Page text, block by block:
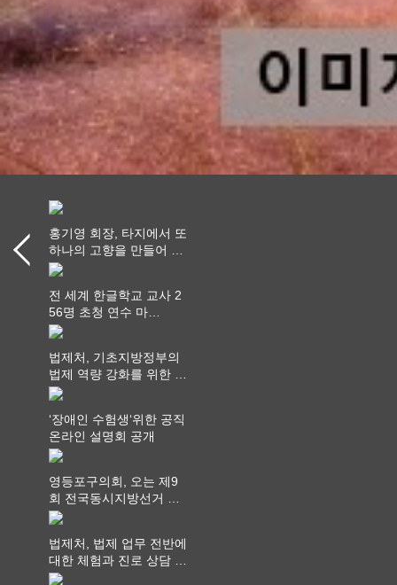
홍기영 회장, 타지에서 또
하나의 고향을 만들어 가
다
전 세계 한글학교 교사 2
56명 초청 연수 마
쳐...“수업은 더 깊게, 교
법제처, 기초지방정부의
법제 역량 강화를 위한 전
라권 현장설명회 개최
‘장애인 수험생‘위한 공직
온라인 설명회 공개
영등포구의회, 오는 제9
회 전국동시지방선거 ‧
"공직사회는 어느 때보다
를 지켜야 할 것"
법제처, 법제 업무 전반에
대한 체험과 진로 상담 기
회 제공